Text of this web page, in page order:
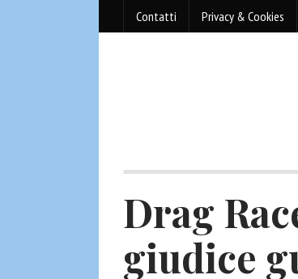
Contatti Privacy & Cookies
Drag
giudice